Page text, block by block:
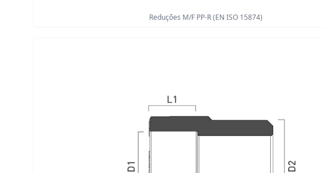
Reduções M/F PP-R (EN ISO 15874)